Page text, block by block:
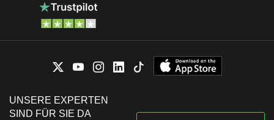
UNSERE EXPERTEN
SIND FÜR SIE DA